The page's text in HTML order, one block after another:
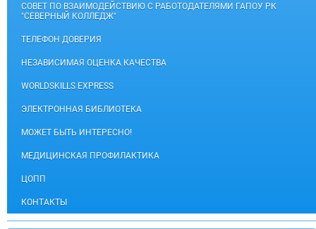
СОВЕТ ПО ВЗАИМОДЕЙСТВИЮ С РАБОТОДАТЕЛЯМИ ГАПОУ РК
"СЕВЕРНЫЙ КОЛЛЕДЖ"
ТЕЛЕФОН ДОВЕРИЯ
НЕЗАВИСИМАЯ ОЦЕНКА КАЧЕСТВА
WORLDSKILLS EXPRESS
ЭЛЕКТРОННАЯ БИБЛИОТЕКА
МОЖЕТ БЫТЬ ИНТЕРЕСНО!
МЕДИЦИНСКАЯ ПРОФИЛАКТИКА
ЦОПП
КОНТАКТЫ